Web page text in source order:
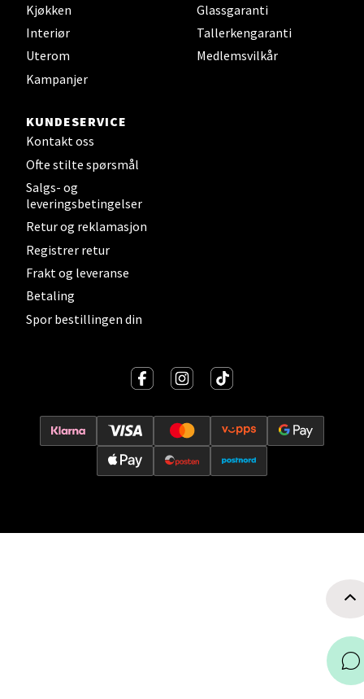
Kjøkken
Interiør
Uterom
Kampanjer
Glassgaranti
Tallerkengaranti
Medlemsvilkår
KUNDESERVICE
Kontakt oss
Ofte stilte spørsmål
Salgs- og
leveringsbetingelser
Retur og reklamasjon
Registrer retur
Frakt og leveranse
Betaling
Spor bestillingen din
Steinkjer - Thon Senter Steinkjer
Åpent i dag 10-20
0 i butikk
Leirvik - Stord
Torgbakken 2, 5401 Stord
Åpent i dag 10-17
Oslo - Thon Senter Storo
Åpent i dag 10-21